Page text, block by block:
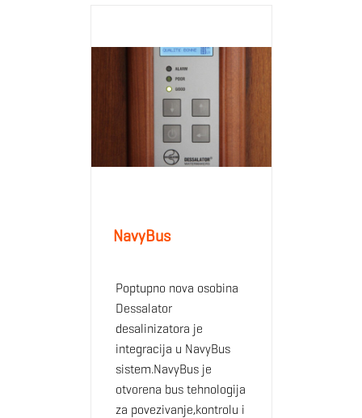
NavyBus
Poptupno nova osobina
Dessalator
desalinizatora je
integracija u NavyBus
sistem.NavyBus je
otvorena bus tehnologija
za povezivanje,kontrolu i